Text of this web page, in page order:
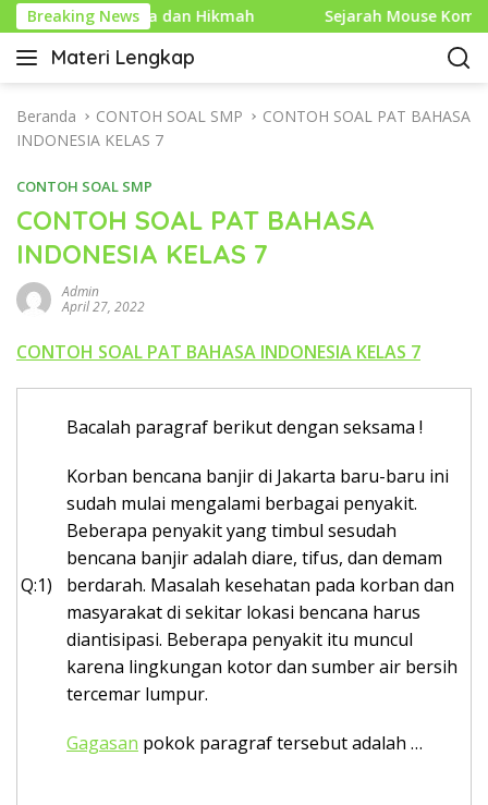
a
Breaking News
Makna dan Hikmah Sejarah Mouse Komputer:
Materi Lengkap
I
f
o
e
n
d
i
i
a
Beranda CONTOH SOAL SMP
CONTOH SOAL PAT BAHASA
INDONESIA KELAS 7
CONTOH SOAL SMP
CONTOH SOAL PAT BAHASA
INDONESIA KELAS 7
Admin
April 27, 2022
CONTOH SOAL PAT BAHASA INDONESIA KELAS 7
Q:1)
Bacalah paragraf berikut dengan seksama !
Korban bencana banjir di Jakarta baru-baru ini
sudah mulai mengalami berbagai penyakit.
Beberapa penyakit yang timbul sesudah
bencana banjir adalah diare, tifus, dan demam
berdarah. Masalah kesehatan pada korban dan
masyarakat di sekitar lokasi bencana harus
diantisipasi. Beberapa penyakit itu muncul
karena lingkungan kotor dan sumber air bersih
tercemar lumpur.
Gagasan pokok paragraf tersebut adalah …